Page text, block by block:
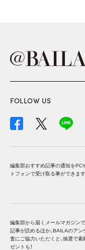
FOLLOW US
編集部おすすめ記事の通知をPC
トフォンで受け取る事ができます
編集部から届くメールマガジン
記事が読めるほか、BAILAのアン
査にご協力いただくと、抽選で素
ゼントも！